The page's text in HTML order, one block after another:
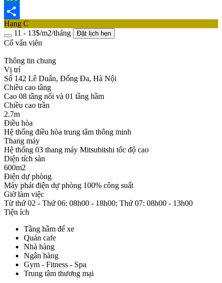
LinkedIn
Share
Hạng C
11 - 13$/m2/tháng
Đặt lịch hẹn
Cố vấn viên
Thông tin chung
Vị trí
Số 142 Lê Duẩn, Đống Đa, Hà Nội
Chiều cao tầng
Cao 08 tầng nổi và 01 tầng hầm
Chiều cao trần
2.7m
Điều hòa
Hệ thống điều hòa trung tâm thông minh
Thang máy
Hệ thống 03 thang máy Mitsubitshi tốc độ cao
Diện tích sàn
600m2
Điện dự phòng
Máy phát điện dự phòng 100% công suất
Giờ làm việc
Từ thứ 02 - Thứ 06: 08h00 - 18h00; Thứ 07: 08h00 - 13h00
Tiện ích
Tầng hầm để xe
Quán cafe
Nhà hàng
Ngân hàng
Gym - Fitness - Spa
Trung tâm thương mại